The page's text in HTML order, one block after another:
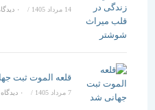
14 مرداد 1405 / ۰ دیدگاه
قلعه الموت ثبت جهانی شد
/ ۰ دیدگاه